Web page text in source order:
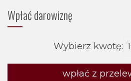
Wpłać darowiznę
Wybierz kwotę:
wpłać z